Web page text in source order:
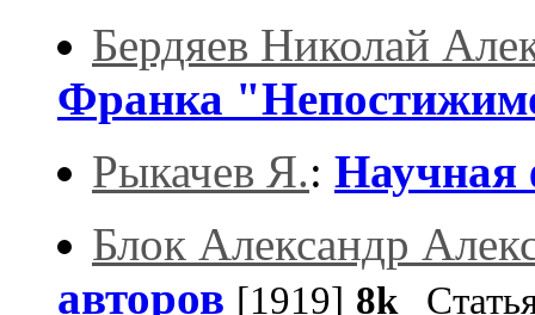
Бердяев Николай
Франка
Рыкачев Я.: Научная
Блок Александр
авторов [1919] 8k